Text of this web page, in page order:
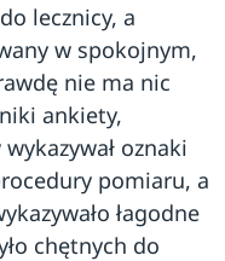
lecznicy, a
w spokojnym,
nie ma nic
ankiety,
oznaki
pomiaru, a
łagodne
chętnych do